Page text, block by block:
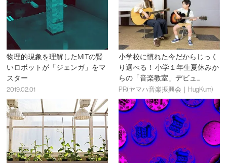
物理的現象を理解したMITの賢
いロボットが「ジェンガ」をマ
スター
2019.02.01
小学校に慣れた今だからじっく
り選べる！ 小学１年生夏休みか
らの「音楽教室」デビュ...
PR(ヤマハ音楽振興会｜HugKum)